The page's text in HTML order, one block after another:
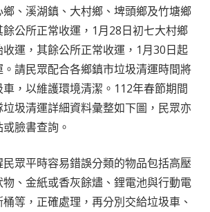
、溪湖鎮、大村鄉、埤頭鄉及竹塘鄉
公所正常收運，1月28日初七大村鄉
運，其餘公所正常收運，1月30日起
請民眾配合各鄉鎮市垃圾清運時間將
，以維護環境清潔。112年春節期間
圾清運詳細資料彙整如下圖，民眾亦
臉書查詢。
眾平時容易錯誤分類的物品包括高壓
、金紙或香灰餘燼、鋰電池與行動電
等，正確處理，再分別交給垃圾車、